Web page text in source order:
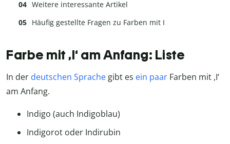
Weitere interessante Artikel
Häufig gestellte Fragen zu Farben mit I
Farbe mit ,I‘ am Anfang: Liste
In der deutschen Sprache gibt es ein paar Farben mit ,I‘
am Anfang.
Indigo (auch Indigoblau)
Indigorot oder Indirubin